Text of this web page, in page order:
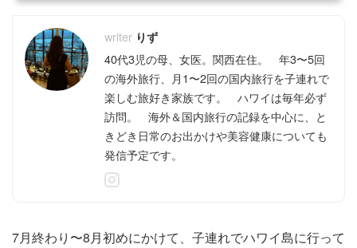
りず
40代3児の母、女医。関西在住。 年3〜5回
の海外旅行、月1〜2回の国内旅行を子連れで
楽しむ旅好き家族です。 ハワイは毎年必ず
訪問。 海外＆国内旅行の記録を中心に、と
きどき日常のお出かけや美容健康についても
発信予定です。
7月終わり〜8月初めにかけて、子連れでハワイ島に行って